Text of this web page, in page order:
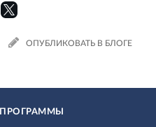
ОПУБЛИКОВАТЬ В БЛОГЕ
ПРОГРАММЫ